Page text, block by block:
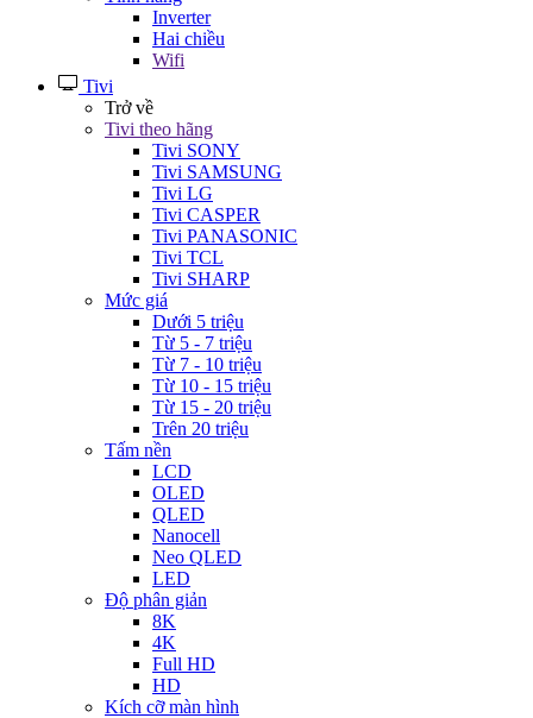
Inverter
Hai chiều
Wifi
Tivi
Trở về
Tivi theo hãng
Tivi SONY
Tivi SAMSUNG
Tivi LG
Tivi CASPER
Tivi PANASONIC
Tivi TCL
Tivi SHARP
Mức giá
Dưới 5 triệu
Từ 5 - 7 triệu
Từ 7 - 10 triệu
Từ 10 - 15 triệu
Từ 15 - 20 triệu
Trên 20 triệu
Tấm nền
LCD
OLED
QLED
Nanocell
Neo QLED
LED
Độ phân giản
8K
4K
Full HD
HD
Kích cỡ màn hình